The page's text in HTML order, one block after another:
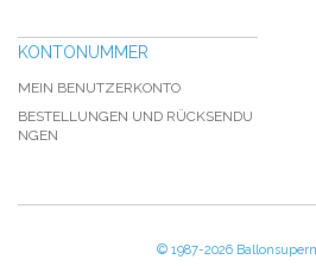
KONTONUMMER
MEIN BENUTZERKONTO
BESTELLUNGEN UND RÜCKSENDU
NGEN
© 1987-2026